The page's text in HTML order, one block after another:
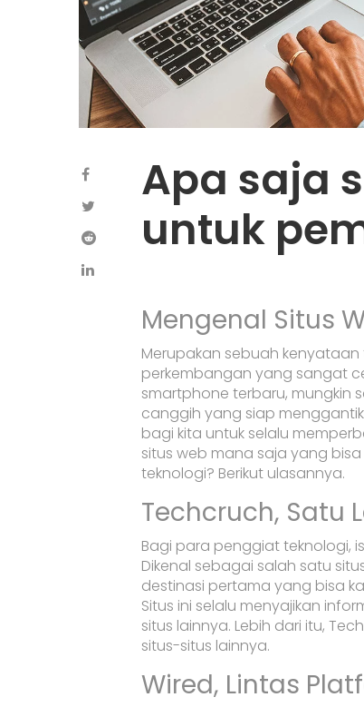
Apa saja
untuk
Mengenal Situs
Merupakan sebuah
perkembangan yang sangat
smartphone terbaru, mungkin
canggih yang siap
bagi kita untuk selalu
situs web mana saja yang
teknologi? Berikut ulasannya.
Techcruch, Satu
Bagi para penggiat teknologi,
Dikenal sebagai salah satu
destinasi pertama yang bisa
Situs ini selalu menyajikan
situs lainnya. Lebih dari itu,
situs-situs lainnya.
Wired, Lintas